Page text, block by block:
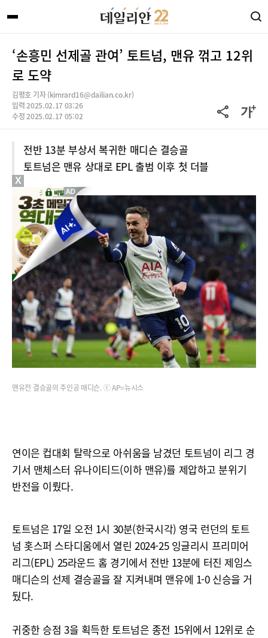
‘손흥민 선제골 관여’ 토트넘, 맨유 꺾고 12위
로 도약
김평호 기자 (kimrard16@dailian.co.kr)
입력 2025.02.17 03:26
수정 2025.02.17 05:02
전반 13분 부상서 복귀한 매디슨 결승골
토트넘은 맨유 상대로 EPL 출범 이후 첫 더블
맨유전 결승골의 주인공 매디슨. ⓒ AP=뉴시스
연이은 컵대회 탈락으로 아쉬움을 남겼던 토트넘이 리그 경
기서 맨체스터 유나이티드(이하 맨유)를 제압하고 분위기
반전을 이뤘다.
토트넘은 17일 오전 1시 30분(한국시각) 영국 런던의 토트
넘 홋스퍼 스타디움에서 열린 2024-25 잉글리시 프리미어
리그(EPL) 25라운드 홈 경기에서 전반 13분에 터진 제임스
매디슨의 선제 결승골을 잘 지켜내며 맨유에 1-0 신승을 거
뒀다.
귀중한 승점 3을 획득한 토트넘은 종전 15위에서 12위로 순
X